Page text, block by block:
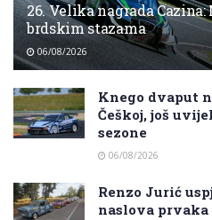
26. Velika nagrada
brdskim stazama
06/08/2026
Knego dvaput
Češkoj, još
sezone
06/08/2026
Renzo Jurić
naslova prvaka